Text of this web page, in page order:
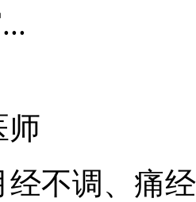
师
经不调、痛经